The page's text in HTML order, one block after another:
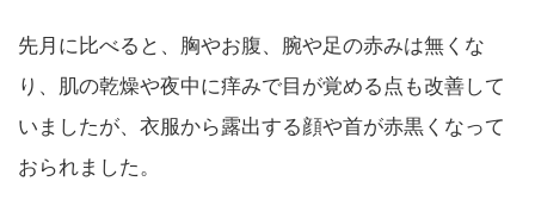
先月に比べると、胸やお腹、腕や足の赤みは無くな
り、肌の乾燥や夜中に痒みで目が覚める点も改善して
いましたが、衣服から露出する顔や首が赤黒くなって
おられました。